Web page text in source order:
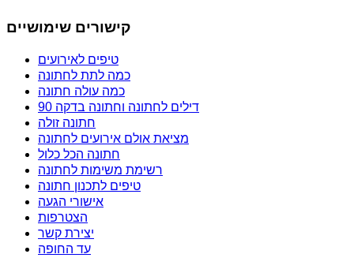
קישורים שימושיים
טיפים לאירועים
כמה לתת לחתונה
כמה עולה חתונה
דילים לחתונה וחתונה בדקה 90
חתונה זולה
מציאת אולם אירועים לחתונה
חתונה הכל כלול
רשימת משימות לחתונה
טיפים לתכנון חתונה
אישורי הגעה
הצטרפות
יצירת קשר
עד החופה